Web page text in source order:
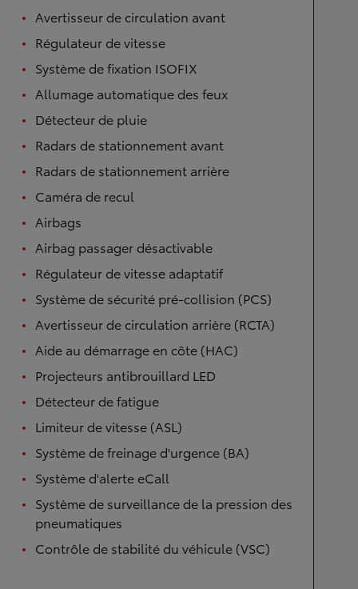
Avertisseur de circulation avant
Régulateur de vitesse
Système de fixation ISOFIX
Allumage automatique des feux
Détecteur de pluie
Radars de stationnement avant
Radars de stationnement arrière
Caméra de recul
Airbags
Airbag passager désactivable
Régulateur de vitesse adaptatif
Système de sécurité pré-collision (PCS)
Avertisseur de circulation arrière (RCTA)
Aide au démarrage en côte (HAC)
Projecteurs antibrouillard LED
Détecteur de fatigue
Limiteur de vitesse (ASL)
Système de freinage d'urgence (BA)
Système d'alerte eCall
Système de surveillance de la pression des
pneumatiques
Contrôle de stabilité du véhicule (VSC)